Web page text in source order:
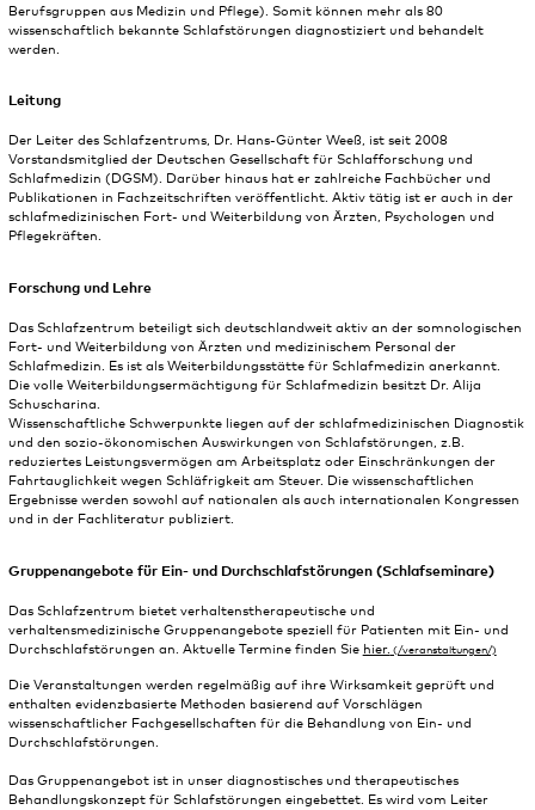
Berufsgruppen aus Medizin und Pflege). Somit können mehr als 80
wissenschaftlich bekannte Schlafstörungen diagnostiziert und behandelt
werden.
Leitung
Der Leiter des Schlafzentrums, Dr. Hans-Günter Weeß, ist seit 2008
Vorstandsmitglied der Deutschen Gesellschaft für Schlafforschung und
Schlafmedizin (DGSM). Darüber hinaus hat er zahlreiche Fachbücher und
Publikationen in Fachzeitschriften veröffentlicht. Aktiv tätig ist er auch in der
schlafmedizinischen Fort- und Weiterbildung von Ärzten, Psychologen und
Pflegekräften.
Forschung und Lehre
Das Schlafzentrum beteiligt sich deutschlandweit aktiv an der somnologischen
Fort- und Weiterbildung von Ärzten und medizinischem Personal der
Schlafmedizin. Es ist als Weiterbildungsstätte für Schlafmedizin anerkannt.
Die volle Weiterbildungsermächtigung für Schlafmedizin besitzt Dr. Alija
Schuscharina.
Wissenschaftliche Schwerpunkte liegen auf der schlafmedizinischen Diagnostik
und den sozio-ökonomischen Auswirkungen von Schlafstörungen, z.B.
reduziertes Leistungsvermögen am Arbeitsplatz oder Einschränkungen der
Fahrtauglichkeit wegen Schläfrigkeit am Steuer. Die wissenschaftlichen
Ergebnisse werden sowohl auf nationalen als auch internationalen Kongressen
und in der Fachliteratur publiziert.
Gruppenangebote für Ein- und Durchschlafstörungen (Schlafseminare)
Das Schlafzentrum bietet verhaltenstherapeutische und
verhaltensmedizinische Gruppenangebote speziell für Patienten mit Ein- und
Durchschlafstörungen an. Aktuelle Termine finden Sie hier.
Die Veranstaltungen werden regelmäßig auf ihre Wirksamkeit geprüft und
enthalten evidenzbasierte Methoden basierend auf Vorschlägen
wissenschaftlicher Fachgesellschaften für die Behandlung von Ein- und
Durchschlafstörungen.
Das Gruppenangebot ist in unser diagnostisches und therapeutisches
Behandlungskonzept für Schlafstörungen eingebettet. Es wird vom Leiter